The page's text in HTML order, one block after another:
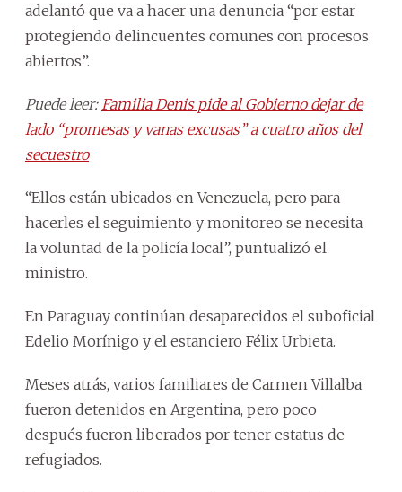
adelantó que va a hacer una denuncia “por estar
protegiendo delincuentes comunes con procesos
abiertos”.
Puede leer: Familia Denis pide al Gobierno dejar de
lado “promesas y vanas excusas” a cuatro años del
secuestro
“Ellos están ubicados en Venezuela, pero para
hacerles el seguimiento y monitoreo se necesita
la voluntad de la policía local”, puntualizó el
ministro.
En Paraguay continúan desaparecidos el suboficial
Edelio Morínigo y el estanciero Félix Urbieta.
Meses atrás, varios familiares de Carmen Villalba
fueron detenidos en Argentina, pero poco
después fueron liberados por tener estatus de
refugiados.